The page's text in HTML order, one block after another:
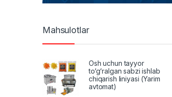
Mahsulotlar
Osh uchun tayyor
to‘g‘ralgan sabzi ishlab
chiqarish liniyasi (Yarim
avtomat)